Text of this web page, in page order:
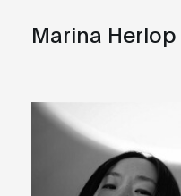
Marina Herlop